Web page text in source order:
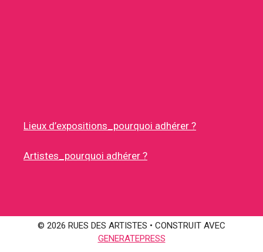
Lieux d’expositions_pourquoi adhérer ?
Artistes_pourquoi adhérer ?
© 2026 RUES DES ARTISTES • CONSTRUIT AVEC
GENERATEPRESS